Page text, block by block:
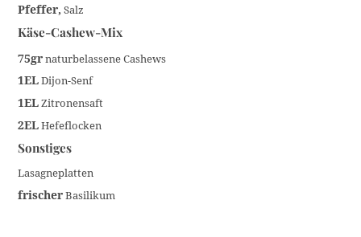
Pfeffer, Salz
Käse-Cashew-Mix
75grnaturbelassene Cashews
1ELDijon-Senf
1ELZitronensaft
2ELHefeflocken
Sonstiges
Lasagneplatten
frischerBasilikum